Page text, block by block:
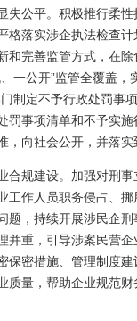
失公平。积极推行柔
格落实涉企执法检查
和完善监管方式，在
一公开”监管全覆盖，
制定不予行政处罚事
罚事项清单和不予实
，向社会公开，并落实
合规建设。加强对刑
工作人员职务侵占、
题，持续开展涉民企刑
并重，引导涉案民营企
保密措施、管理制度
质量，帮助企业规范